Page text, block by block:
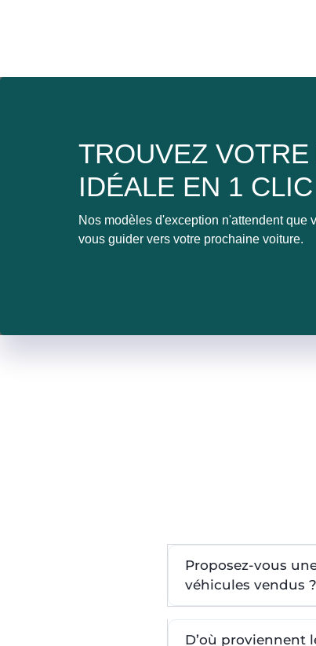
TROUVEZ
IDÉALE EN 1
Nos modèles d'exception n'attendent que
vous guider vers votre prochaine voiture.
Proposez-vous
véhicules vendus ?
D’où proviennent